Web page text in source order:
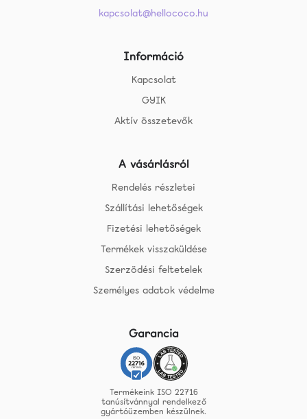
kapcsolat@hellococo.hu
Információ
Kapcsolat
GYIK
Aktív összetevők
A vásárlásról
Rendelés részletei
Szállítási lehetőségek
Fizetési lehetőségek
Termékek visszaküldése
Szerzödési feltetelek
Személyes adatok védelme
Garancia
Termékeink ISO 22716
tanúsítvánnyal rendelkező
gyártóüzemben készülnek.